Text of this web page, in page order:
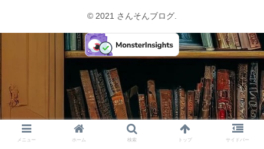
© 2021 さんそんブログ.
メニュー ホーム 検索 トップ サイドバー